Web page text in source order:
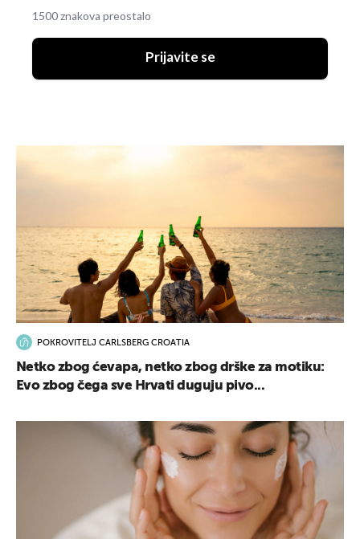
1500 znakova preostalo
Prijavite se
POKROVITELJ CARLSBERG CROATIA
Netko zbog ćevapa, netko zbog drške za motiku:
Evo zbog čega sve Hrvati duguju pivo...